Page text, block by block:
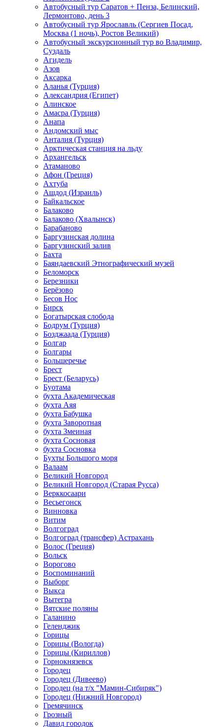
Автобусный тур Саратов + Пенза, Белинский,
Лермонтово, день 3
Автобусный тур Ярославль (Сергиев Посад,
Москва (1 ночь), Ростов Великий)
Автобусный экскурсионный тур во Владимир,
Суздаль
Агидель
Азов
Аксарка
Аланья (Турция)
Александрия (Египет)
Алинское
Амасра (Турция)
Анапа
Андомский мыс
Анталия (Турция)
Арктическая станция на льду
Архангельск
Атаманово
Афон (Греция)
Ахтуба
Ашдод (Израиль)
Байкальское
Балаково
Балаково (Хвалынск)
Барабаново
Баргузинская долина
Баргузинский залив
Бахта
Баяндаевский Этнографический музей
Беломорск
Березники
Берёзово
Бесов Нос
Бирск
Богатырская слобода
Бодрум (Турция)
Бозджаада (Турция)
Болгар
Болгары
Большеречье
Брест
Брест (Беларусь)
Буотама
бухта Академическая
бухта Аяя
бухта Бабушка
бухта Заворотная
бухта Змеиная
бухта Сосновая
бухта Сосновка
Бухты Большого моря
Валаам
Великий Новгород
Великий Новгород (Старая Русса)
Верккосаари
Весьегонск
Винновка
Витим
Волгоград
Волгоград (трансфер) Астрахань
Волос (Греция)
Вольск
Ворогово
Воспоминаний
Выборг
Выкса
Вытегра
Вятские поляны
Галанино
Геленджик
Горицы
Горицы (Вологда)
Горицы (Кириллов)
Горнокнязевск
Городец
Городец (Дивеево)
Городец (на т/х "Мамин-Сибиряк")
Городец (Нижний Новгород)
Гремячинск
Грозный
Давид городок